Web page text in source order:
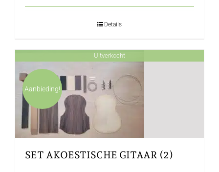
Details
Uitverkocht
Aanbieding!
SET AKOESTISCHE GITAAR (2)